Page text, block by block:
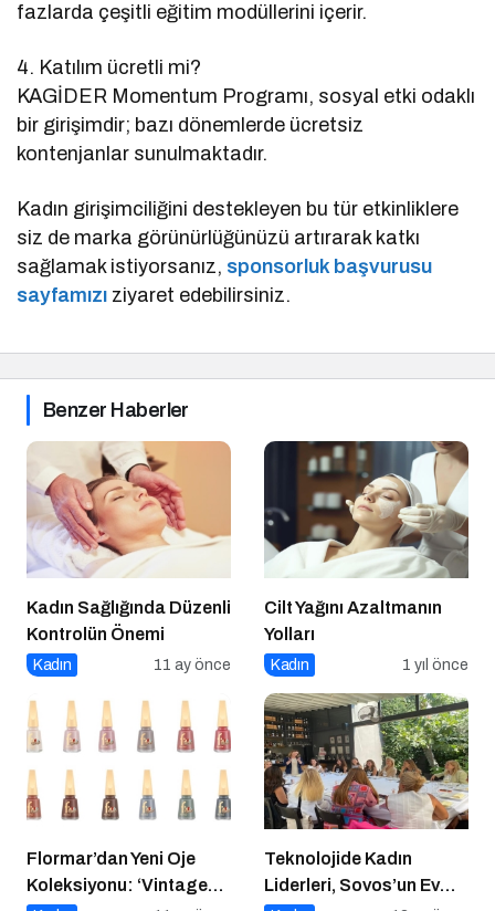
fazlarda çeşitli eğitim modüllerini içerir.
4. Katılım ücretli mi?
KAGİDER Momentum Programı, sosyal etki odaklı
bir girişimdir; bazı dönemlerde ücretsiz
kontenjanlar sunulmaktadır.
Kadın girişimciliğini destekleyen bu tür etkinliklere
siz de marka görünürlüğünüzü artırarak katkı
sağlamak istiyorsanız, sponsorluk başvurusu
sayfamızı ziyaret edebilirsiniz.
Benzer Haberler
Kadın Sağlığında Düzenli
Kontrolün Önemi
Kadın 11 ay önce
Cilt Yağını Azaltmanın
Yolları
Kadın 1 yıl önce
Flormar’dan Yeni Oje
Koleksiyonu: ‘Vintage
Teknolojide Kadın
Liderleri, Sovos’un Ev